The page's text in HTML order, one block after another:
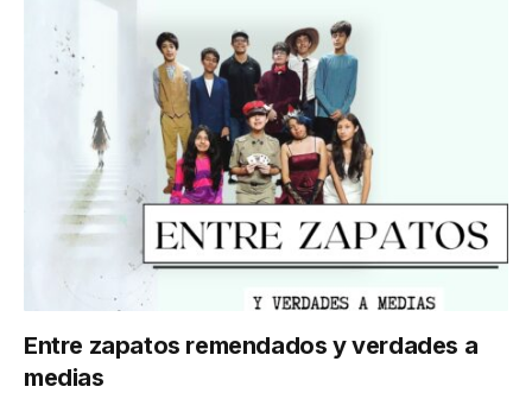
Entre zapatos remendados y verdades a
medias